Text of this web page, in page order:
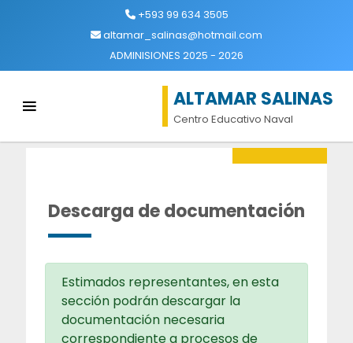
+593 99 634 3505
altamar_salinas@hotmail.com
ADMINISIONES 2025 - 2026
ALTAMAR SALINAS
Centro Educativo Naval
Descarga de documentación
Estimados representantes, en esta
sección podrán descargar la
documentación necesaria
correspondiente a procesos de